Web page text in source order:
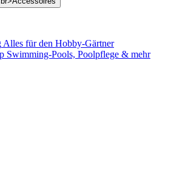
Alles für den Hobby-Gärtner
Swimming-Pools, Poolpflege & mehr